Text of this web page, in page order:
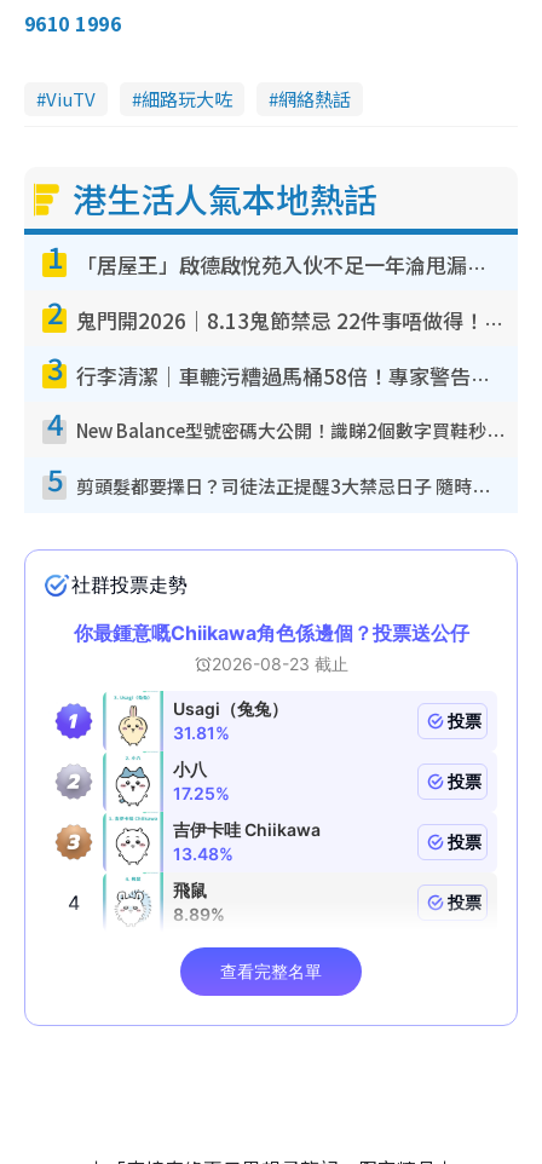
9610 1996
ViuTV 細路玩大咗 網絡熱話
港生活人氣本地熱話
1 「居屋王」啟德啟悅苑入伙不足一年淪甩漏之王！插頭噴火花致大停電 多戶業主全屋家電報銷
2 鬼門開2026｜8.13鬼節禁忌 22件事唔做得！燒肉、刺身要少食？半夜勿吹口哨/打呢個電話
3 行李清潔｜車轆污糟過馬桶58倍！專家警告忌用酒精抹 教1招免污手除菌
4 New Balance型號密碼大公開！識睇2個數字買鞋秒知功能免中伏 附5大熱門鞋款
5 剪頭髮都要擇日？司徒法正提醒3大禁忌日子 隨時剪走財運！呢日剪髮恐「剪壽命」？